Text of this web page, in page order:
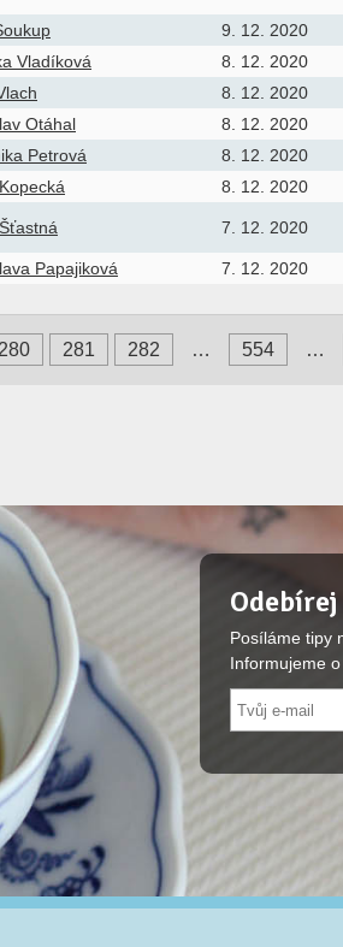
9. 12. 2020
Vladíková 8. 12. 2020
8. 12. 2020
Otáhal 8. 12. 2020
Petrová 8. 12. 2020
8. 12. 2020
7. 12. 2020
Papajiková 7. 12. 2020
280 281 282 … 554 …
Posíláme tipy
Informujeme